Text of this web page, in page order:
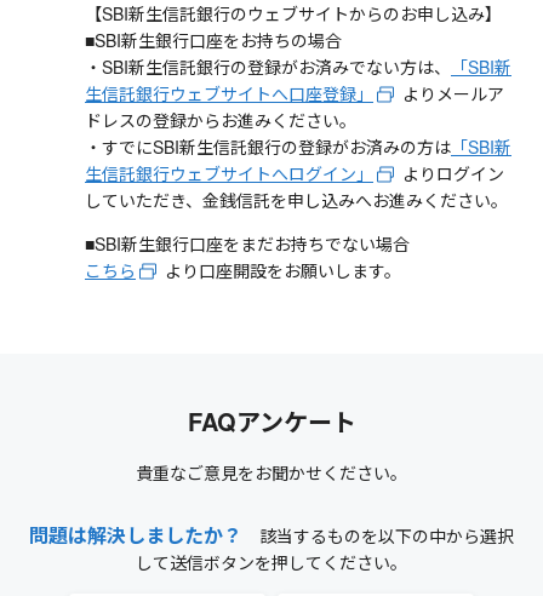
【SBI新生信託銀行のウェブサイトからのお申し込み】
■SBI新生銀行口座をお持ちの場合
・SBI新生信託銀行の登録がお済みでない方は、
「SBI新
生信託銀行ウェブサイトへ口座登録」
よりメールア
ドレスの登録からお進みください。
・すでにSBI新生信託銀行の登録がお済みの方は 「SBI新
生信託銀行ウェブサイトへログイン」
よりログイン
していただき、金銭信託を申し込みへお進みください。
■SBI新生銀行口座をまだお持ちでない場合
こちら
より口座開設をお願いします。
FAQアンケート
貴重なご意見をお聞かせください。
問題は解決しましたか？
該当するものを以下の中から選択
して送信ボタンを押してください。